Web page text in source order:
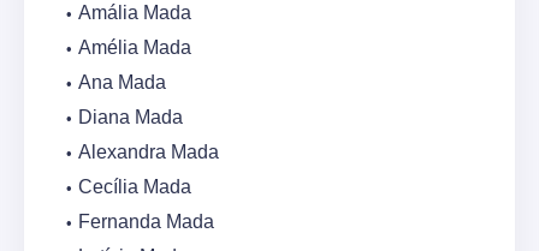
Amália Mada
Amélia Mada
Ana Mada
Diana Mada
Alexandra Mada
Cecília Mada
Fernanda Mada